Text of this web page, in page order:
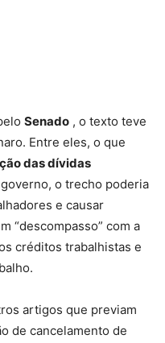
Senado , o texto teve
Entre eles, o que
das dívidas
o trecho poderia
e causar
“descompasso” com a
créditos trabalhistas e
artigos que previam
de cancelamento de